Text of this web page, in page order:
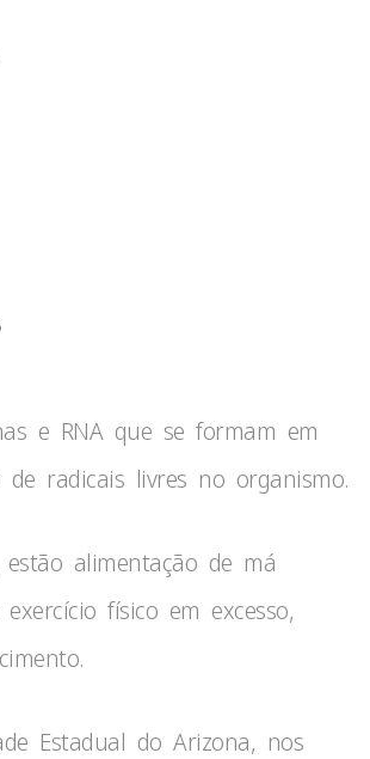
e RNA que se formam em
de radicais livres no organismo.
alimentação de má
físico em excesso,
Estadual do Arizona, nos